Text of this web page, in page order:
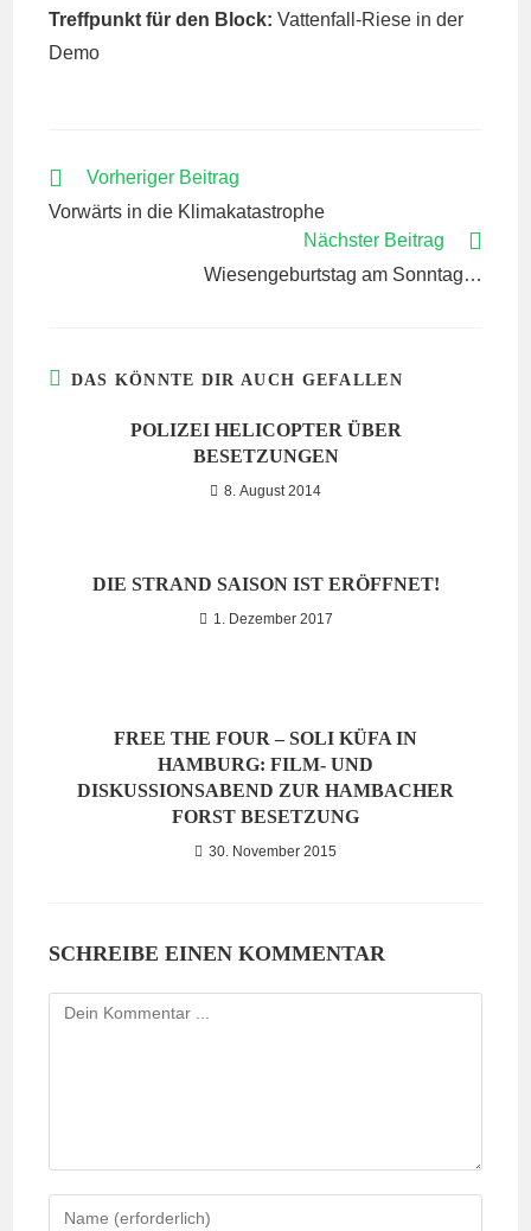
Treffpunkt für den Block: Vattenfall-Riese in der
Demo
WEITERE
ANSEHEN
Vorheriger Beitrag
Vorwärts in die Klimakatastrophe
Nächster Beitrag
Wiesengeburtstag am Sonntag…
DAS KÖNNTE DIR AUCH GEFALLEN
POLIZEI HELICOPTER ÜBER
BESETZUNGEN
8. August 2014
DIE STRAND SAISON IST ERÖFFNET!
1. Dezember 2017
FREE THE FOUR – SOLI KÜFA IN
HAMBURG: FILM- UND
DISKUSSIONSABEND ZUR HAMBACHER
FORST BESETZUNG
30. November 2015
SCHREIBE EINEN KOMMENTAR
Kommentieren